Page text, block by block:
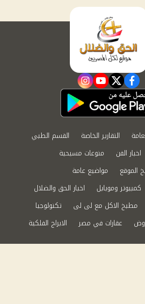
facebook
twitter
youtube
instagram
التقارير الخاصة
القسم الطبي
اخبار الفن
منوعات مسيحية
الموقع
مواضيع عامة
كمبيوتر وموبايل
اخبار الحق والضلال
مطبخ الاكل مع لى لى
تكنولوجيا
عقارات في مصر
الابراج الفلكية